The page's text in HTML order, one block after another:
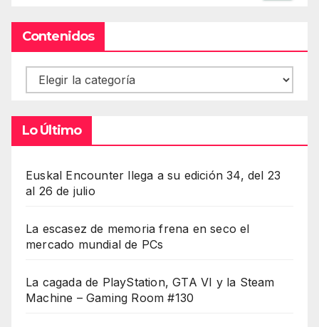
Contenidos
Contenidos
Lo Último
Euskal Encounter llega a su edición 34, del 23
al 26 de julio
La escasez de memoria frena en seco el
mercado mundial de PCs
La cagada de PlayStation, GTA VI y la Steam
Machine – Gaming Room #130